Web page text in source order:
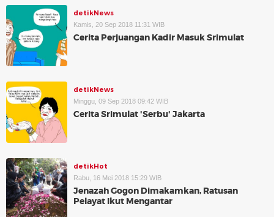
detikNews
Kamis, 20 Sep 2018 11:31 WIB
Cerita Perjuangan Kadir Masuk Srimulat
detikNews
Minggu, 09 Sep 2018 09:42 WIB
Cerita Srimulat 'Serbu' Jakarta
detikHot
Rabu, 16 Mei 2018 15:29 WIB
Jenazah Gogon Dimakamkan, Ratusan
Pelayat Ikut Mengantar